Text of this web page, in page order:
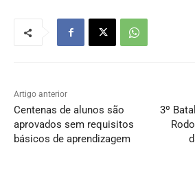
Artigo anterior
Centenas de alunos são
aprovados sem requisitos
básicos de aprendizagem
3º